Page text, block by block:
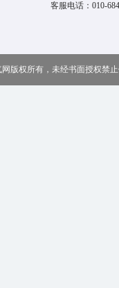
客服电话： 010-
网版权所有，未经书面授权